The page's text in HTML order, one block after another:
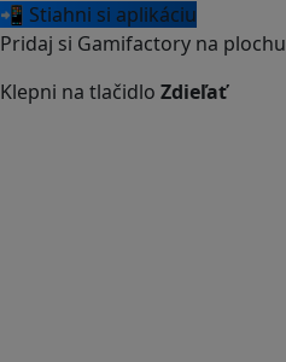
📲 Stiahni si aplikáciu
Pridaj si Gamifactory na plochu
Klepni na tlačidlo Zdieľať